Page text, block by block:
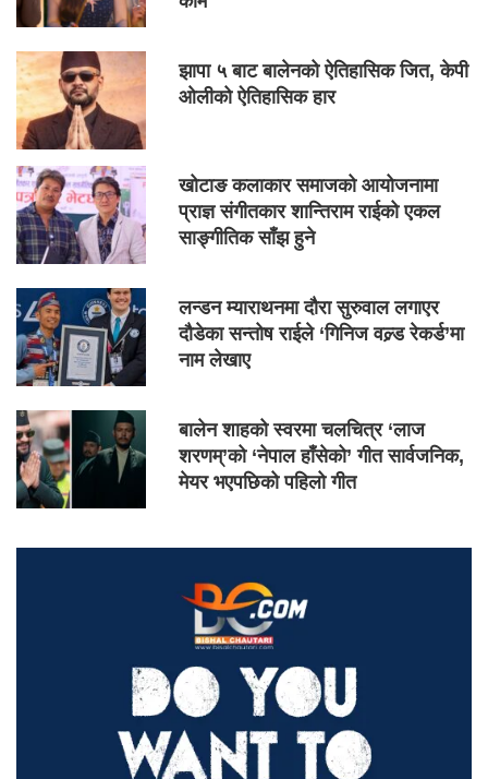
झापा ५ बाट बालेनको ऐतिहासिक जित, केपी
ओलीको ऐतिहासिक हार
खोटाङ कलाकार समाजको आयोजनामा
प्राज्ञ संगीतकार शान्तिराम राईको एकल
साङ्गीतिक साँझ हुने
लन्डन म्याराथनमा दौरा सुरुवाल लगाएर
दौडेका सन्तोष राईले ‘गिनिज वल्र्ड रेकर्ड’मा
नाम लेखाए
बालेन शाहको स्वरमा चलचित्र ‘लाज
शरणम्’को ‘नेपाल हाँसेको’ गीत सार्वजनिक,
मेयर भएपछिको पहिलो गीत